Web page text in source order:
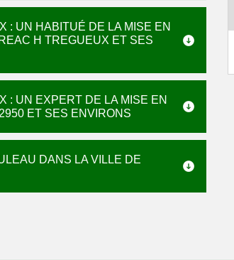
: UN HABITUÉ DE LA MISE EN
H TREGUEUX ET SES
: UN EXPERT DE LA MISE EN
ET SES ENVIRONS
DANS LA VILLE DE